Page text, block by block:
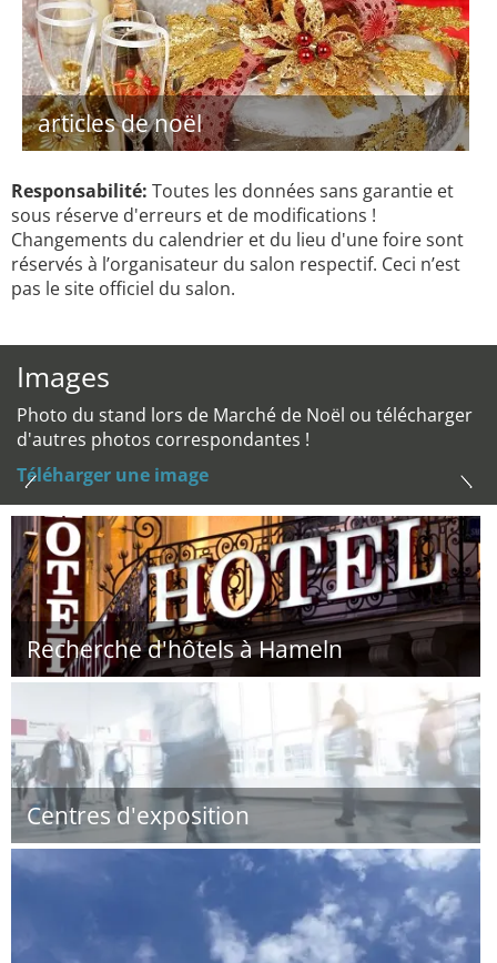
articles de noël
Responsabilité: Toutes les données sans garantie et
sous réserve d'erreurs et de modifications !
Changements du calendrier et du lieu d'une foire sont
réservés à l’organisateur du salon respectif. Ceci n’est
pas le site officiel du salon.
Images
Photo du stand lors de Marché de Noël ou télécharger
d'autres photos correspondantes !
Téléharger une image
Recherche d'hôtels à Hameln
Centres d'exposition